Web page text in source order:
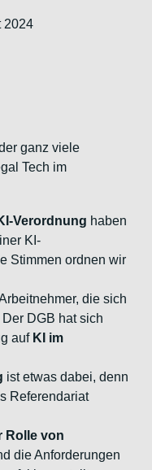
2024
ganz viele
Tech im
Verordnung haben
KI-
Stimmen ordnen wir
die sich
DGB hat sich
auf KI im
ist etwas dabei, denn
Referendariat
Rolle von
die Anforderungen